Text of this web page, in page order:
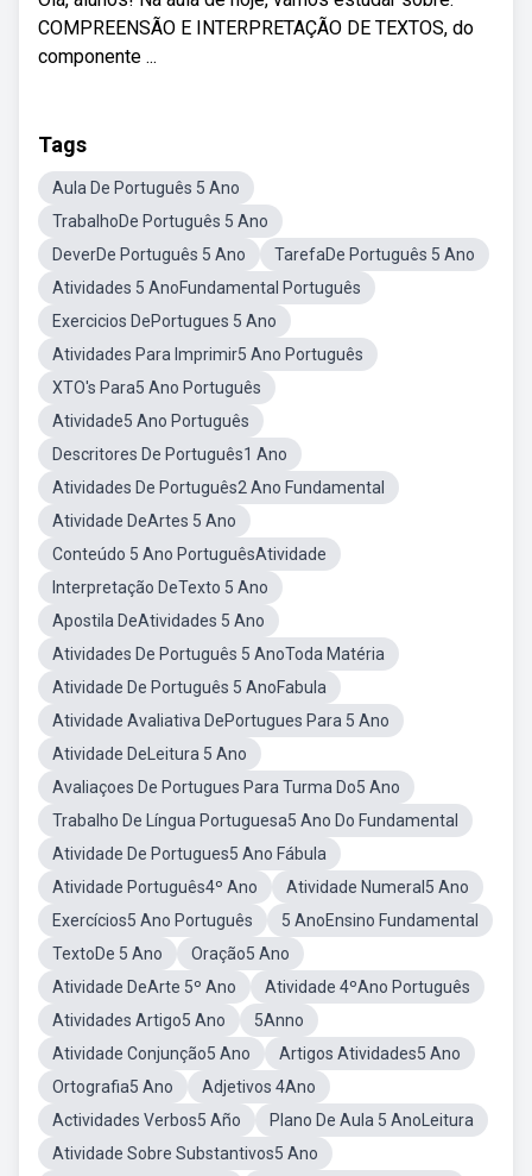
COMPREENSÃO E INTERPRETAÇÃO DE TEXTOS, do
componente ...
Tags
Aula De Português 5 Ano
TrabalhoDe Português 5 Ano
DeverDe Português 5 Ano
TarefaDe Português 5 Ano
Atividades 5 AnoFundamental Português
Exercicios DePortugues 5 Ano
Atividades Para Imprimir5 Ano Português
XTO's Para5 Ano Português
Atividade5 Ano Português
Descritores De Português1 Ano
Atividades De Português2 Ano Fundamental
Atividade DeArtes 5 Ano
Conteúdo 5 Ano PortuguêsAtividade
Interpretação DeTexto 5 Ano
Apostila DeAtividades 5 Ano
Atividades De Português 5 AnoToda Matéria
Atividade De Português 5 AnoFabula
Atividade Avaliativa DePortugues Para 5 Ano
Atividade DeLeitura 5 Ano
Avaliaçoes De Portugues Para Turma Do5 Ano
Trabalho De Língua Portuguesa5 Ano Do Fundamental
Atividade De Portugues5 Ano Fábula
Atividade Português4º Ano
Atividade Numeral5 Ano
Exercícios5 Ano Português
5 AnoEnsino Fundamental
TextoDe 5 Ano
Oração5 Ano
Atividade DeArte 5º Ano
Atividade 4ºAno Português
Atividades Artigo5 Ano
5Anno
Atividade Conjunção5 Ano
Artigos Atividades5 Ano
Ortografia5 Ano
Adjetivos 4Ano
Actividades Verbos5 Año
Plano De Aula 5 AnoLeitura
Atividade Sobre Substantivos5 Ano